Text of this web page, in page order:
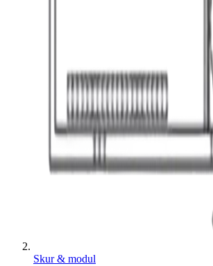
Skur & modul